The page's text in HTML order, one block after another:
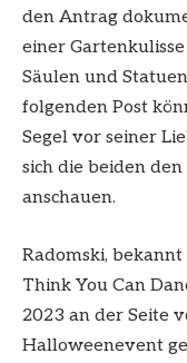
den Antrag
einer
Säulen und
folgenden Post
Segel vor seiner
sich die beiden
anschauen.
Radomski, bekannt
Think You Can
2023 an der Seite
Halloweenevent